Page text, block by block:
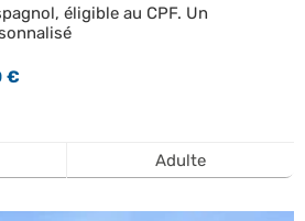
éligible au CPF. Un
€
Adulte